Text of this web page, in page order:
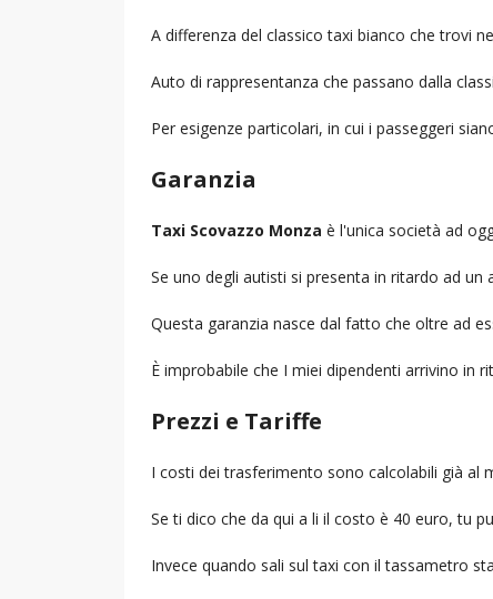
A differenza del classico taxi bianco che trovi
Auto di rappresentanza che passano dalla
Per esigenze particolari, in cui i passeggeri
Garanzia
Taxi Scovazzo Monza è l'unica società ad
Se uno degli autisti si presenta in ritardo ad
Questa garanzia nasce dal fatto che oltre ad
È improbabile che I miei dipendenti arrivino in
Prezzi e Tariffe
I costi dei trasferimento sono calcolabili già al
Se ti dico che da qui a li il costo è 40 euro, tu
Invece quando sali sul taxi con il tassametro